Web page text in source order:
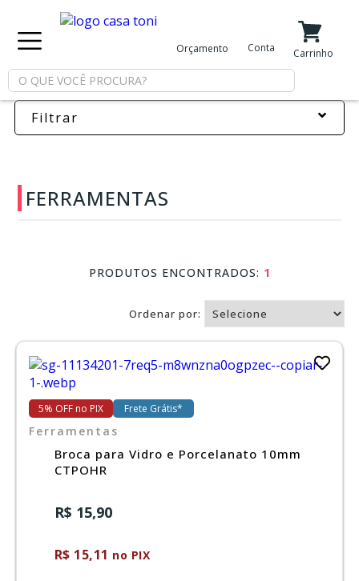
Minha Conta
Meus Favoritos
Departamentos
Casa
Piscina
Ferramentas
PROMOÇÃO
Orçamento Conta Carrinho
Filtrar
FERRAMENTAS
PRODUTOS ENCONTRADOS: 1
Ordenar por:
5% OFF no PIX Frete Grátis*
Ferramentas
Broca para Vidro e Porcelanato 10mm
CTPOHR
R$ 15,90
R$ 15,11 no PIX